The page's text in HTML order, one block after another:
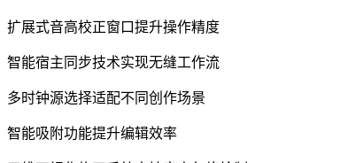
扩展式音高校正窗口提升操作精度
智能宿主同步技术实现无缝工作流
多时钟源选择适配不同创作场景
智能吸附功能提升编辑效率